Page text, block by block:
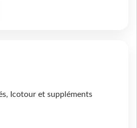
Icotour et suppléments